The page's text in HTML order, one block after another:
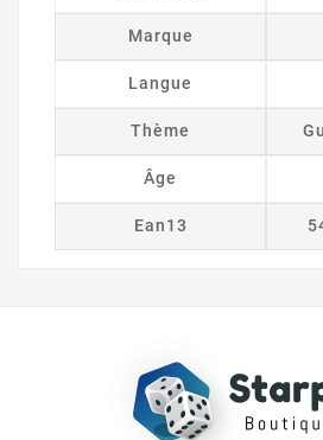
Marque
Langue
Thème
Âge
Ean13